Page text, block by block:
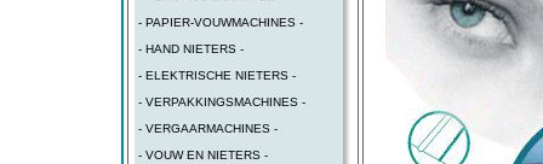
- PAPIER-VOUWMACHINES -
- HAND NIETERS -
- ELEKTRISCHE NIETERS -
- VERPAKKINGSMACHINES -
- VERGAARMACHINES -
- VOUW EN NIETERS -